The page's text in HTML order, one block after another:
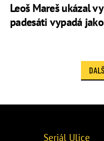
Leoš Mareš ukázal
padesáti vypadá
Seriál Ulice